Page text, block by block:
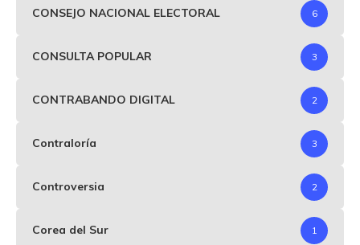
CONSEJO NACIONAL ELECTORAL 6
CONSULTA POPULAR 3
CONTRABANDO DIGITAL 2
Contraloría 3
Controversia 2
Corea del Sur 1